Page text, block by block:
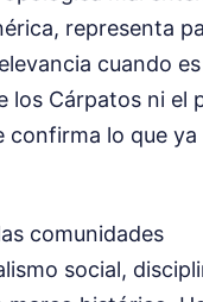
representa
cuando es
los Cárpatos ni el
confirma lo que ya
comunidades
social,